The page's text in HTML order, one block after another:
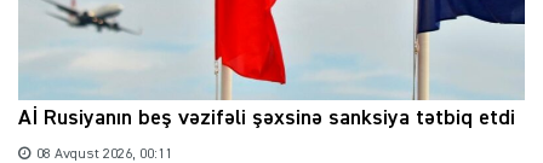
Aİ Rusiyanın beş vəzifəli şəxsinə sanksiya tətbiq etdi
08 Avqust 2026, 00:11